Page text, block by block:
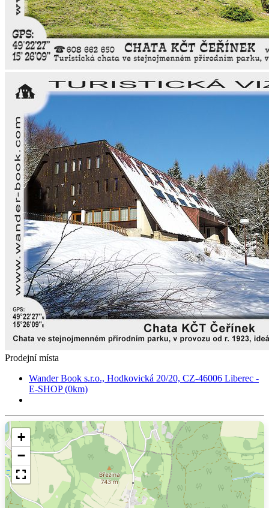
Prodejní místa
Wander Book s.r.o., Hodkovická 20/20, CZ-46006 Liberec -
E-SHOP (0km)
+
−